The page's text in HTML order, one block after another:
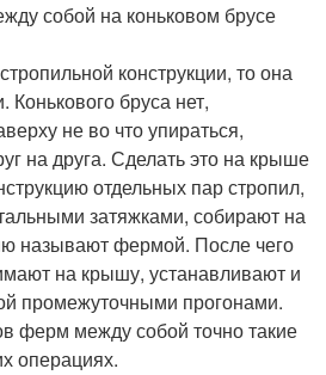
собой на коньковом брусе
конструкции, то она
бруса нет,
не во что упираться,
на друга. Сделать это на крыше
отдельных пар стропил,
затяжками, собирают на
называют фермой. После чего
на крышу, устанавливают и
промежуточными прогонами.
ферм между собой точно такие
операциях.